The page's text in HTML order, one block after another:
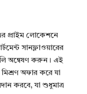
প্রাইম লোকেশনে
সানফ্লাওয়ারের
অন্বেষণ করুন। এই
অফার করে যা
করবে, যা শুধুমাত্র